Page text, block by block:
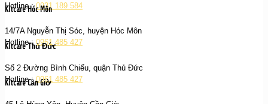
Hotline :0931 189 584
Kitcare Hóc Môn
14/7A Nguyễn Thị Sóc, huyện Hóc Môn
Hotline :0961 485 427
Kitcare Thủ Đức
Số 2 Đường Bình Chiểu, quận Thủ Đức
Hotline :0961 485 427
Kitcare Cần Giờ